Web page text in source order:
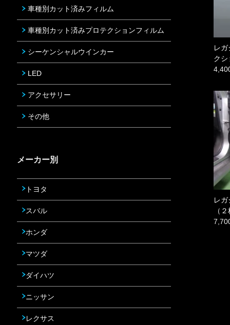
レ
クシ
レ
（
車種別カット済みフィルム
車種別カット済みプロテクションフィルム
シーケンシャルウインカー
LED
アクセサリー
その他
メーカー別
トヨタ
スバル
ホンダ
マツダ
ダイハツ
ニッサン
レクサス